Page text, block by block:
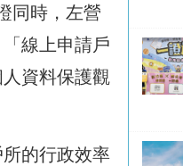
同時，左營
線上申請戶
資料保護觀
的行政效率